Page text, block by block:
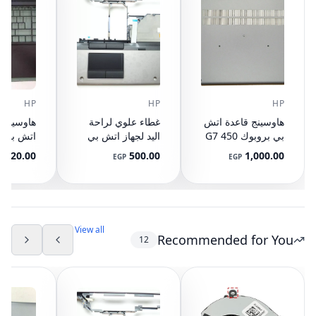
HP
هاوسينج قاعدة اتش
بي بروبوك 450 G7
Cover L79384-001
1,000.00
EGP
HP
غطاء علوي لراحة
اليد لجهاز اتش بي
مع تاتش باد
(مستعمل)
500.00
EGP
HP
هاوسينج
اتش بي
001
Recommended for You
12
View all